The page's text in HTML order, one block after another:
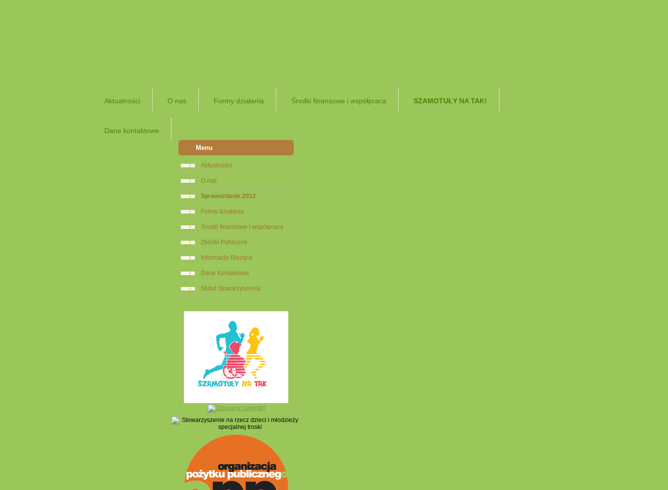
Aktualności O nas Formy działania Środki finansowe i współpraca SZAMOTUŁY NA TAK!
Dane kontaktowe
Menu
Aktualności
O nas
Sprawozdanie 2012
Formy działania
Środki finansowe i współpraca
Zbiórki Publiczne
Informacje Bieżące
Dane Kontaktowe
Statut Stowarzyszenia